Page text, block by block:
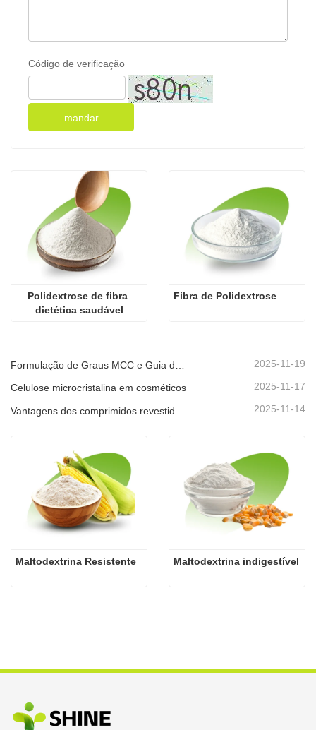
Código de verificação
mandar
Polidextrose de fibra
dietética saudável
Fibra de Polidextrose
2025-11-19
Celulose microcristalina em cosméticos 2025-11-17
2025-11-14
Maltodextrina Resistente Maltodextrina indigestível